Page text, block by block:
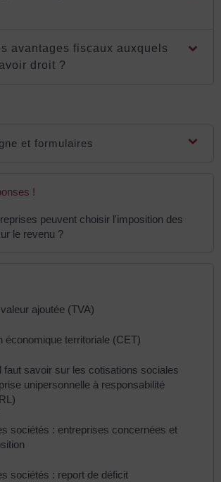
avantages fiscaux auxquels
droit ?
et formulaires
!
peuvent choisir l'imposition des
le revenu ?
ajoutée (TVA)
économique territoriale (CET)
faut savoir sur les cotisations sociales
unipersonnelle à responsabilité
sociétés : entreprises concernées et
sociétés : report de déficit